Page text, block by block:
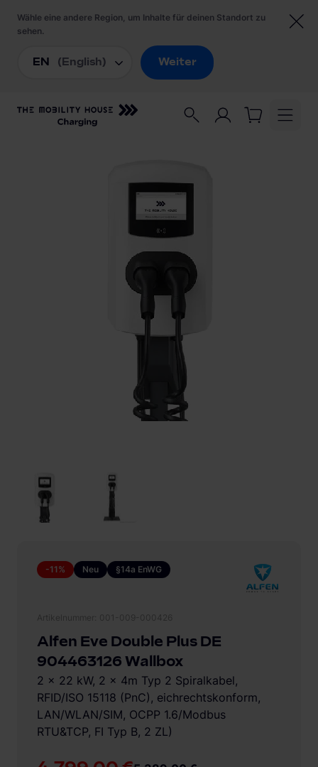
Ladestationen
-11% Neu §14a EnWG
Alfen Eve Double Plus DE
904463126 Wallbox
2 x 22 kW, 2 x 4m Typ 2 Spiralkabel,
RFID/ISO 15118 (PnC), eichrechtskonform,
LAN/WLAN/SIM, OCPP 1.6/Modbus
RTU&TCP, FI Typ B, 2 ZL)